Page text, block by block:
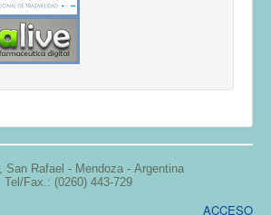
San Rafael - Mendoza - Argentina
Tel/Fax.: (0260) 443-729
ACCESO